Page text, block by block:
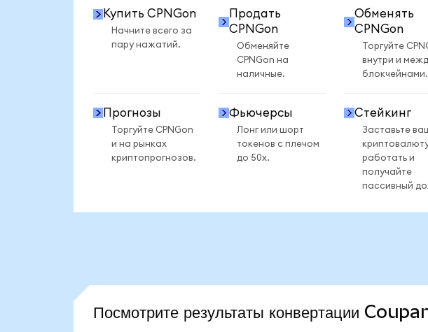
Купить CPNGon
Начните всего за
пару нажатий.
Продать
CPNGon
Обменяйте
CPNGon на
наличные.
Обменять
CPNGon
Торгуйте
внутри и
блокчейнами.
Прогнозы
Торгуйте CPNGon
и на рынках
криптопрогнозов.
Фьючерсы
Лонг или шорт
токенов с плечом
до 50x.
Стейкинг
Заставьте
работать и
получайте
пассивный
Посмотрите результаты конвертации